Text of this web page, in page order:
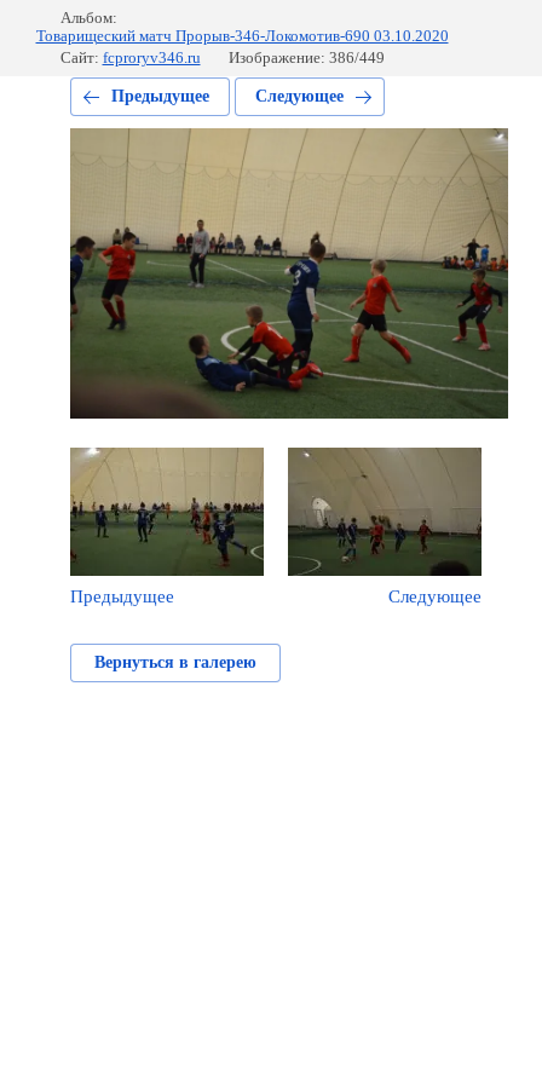
Альбом:
Товарищеский матч Прорыв-346-Локомотив-690 03.10.2020
Сайт: fcproryv346.ru Изображение: 386/449
Предыдущее Следующее
Предыдущее Следующее
Вернуться в галерею